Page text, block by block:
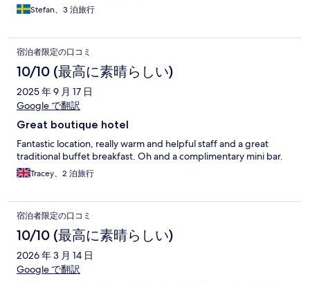
Stefan、3 泊旅行
宿泊者限定の口コミ
10/10 (最高に素晴らしい)
2025 年 9 月 17 日
Google で翻訳
Great boutique hotel
Fantastic location, really warm and helpful staff and a great
traditional buffet breakfast. Oh and a complimentary mini bar.
Tracey、2 泊旅行
宿泊者限定の口コミ
10/10 (最高に素晴らしい)
2026 年 3 月 14 日
Google で翻訳